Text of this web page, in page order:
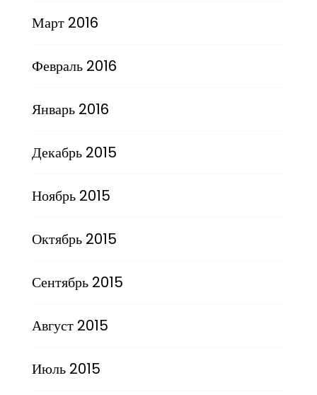
Март 2016
Февраль 2016
Январь 2016
Декабрь 2015
Ноябрь 2015
Октябрь 2015
Сентябрь 2015
Август 2015
Июль 2015